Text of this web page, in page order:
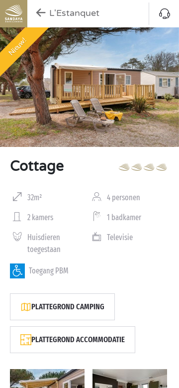
L'Estanquet
Nieuw!
Cottage
32m² 4 personen
2 kamers 1 badkamer
Huisdieren
toegestaan
Televisie
Toegang PBM
PLATTEGROND CAMPING
PLATTEGROND ACCOMMODATIE